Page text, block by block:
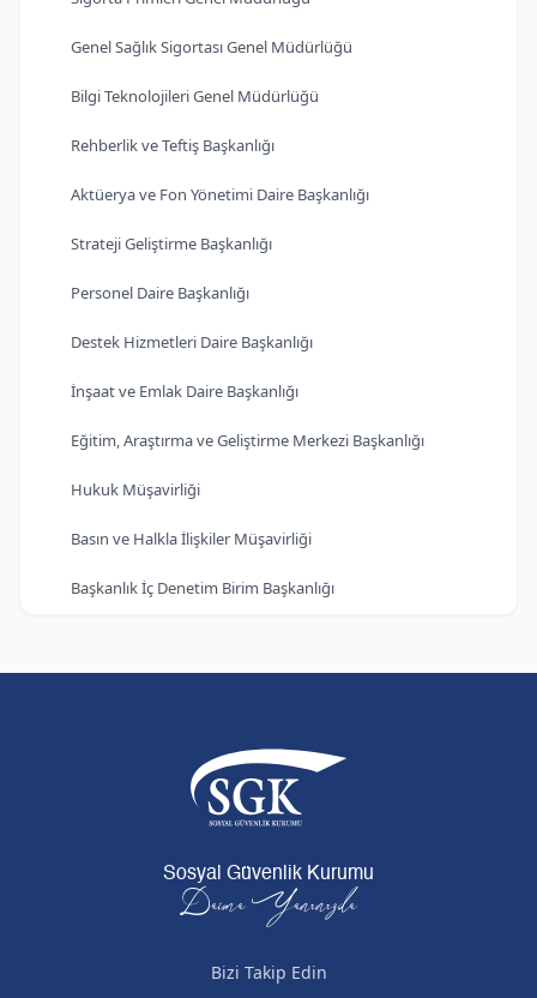
Genel Sağlık Sigortası Genel Müdürlüğü
Bilgi Teknolojileri Genel Müdürlüğü
Rehberlik ve Teftiş Başkanlığı
Aktüerya ve Fon Yönetimi Daire Başkanlığı
Strateji Geliştirme Başkanlığı
Personel Daire Başkanlığı
Destek Hizmetleri Daire Başkanlığı
İnşaat ve Emlak Daire Başkanlığı
Eğitim, Araştırma ve Geliştirme Merkezi Başkanlığı
Hukuk Müşavirliği
Basın ve Halkla İlişkiler Müşavirliği
Başkanlık İç Denetim Birim Başkanlığı
Sosyal Güvenlik Kurumu
Daima Yanınızda
Bizi Takip Edin